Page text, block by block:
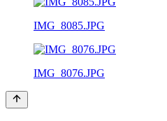
IMG_8085.JPG
IMG_8076.JPG